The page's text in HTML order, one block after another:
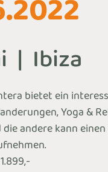
  |
Ibiza
bietet ein
Yoga &
andere kann